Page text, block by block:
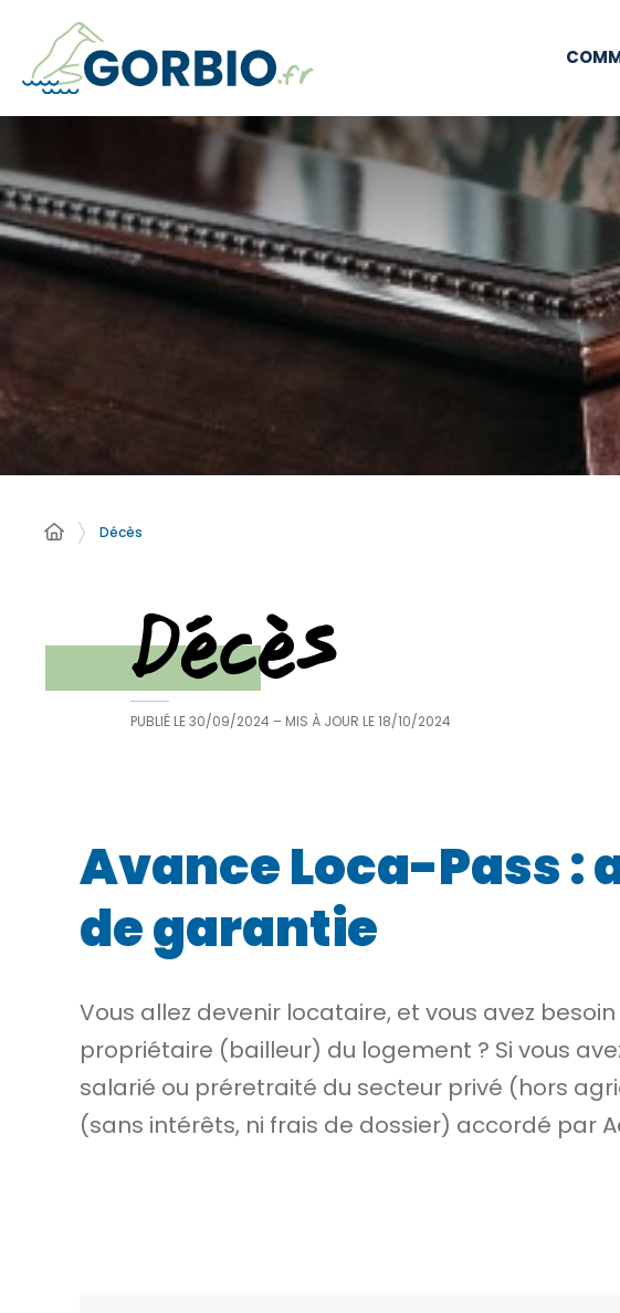
Décès
Décès
PUBLIÉ LE30/09/2024 – MIS À JOUR LE18/10/2024
Avance Loca-Pass :
de garantie
Vous allez devenir locataire, et vous avez
propriétaire (bailleur) du logement ? Si vous
salarié ou préretraité du secteur privé (hors
(sans intérêts, ni frais de dossier) accordé par